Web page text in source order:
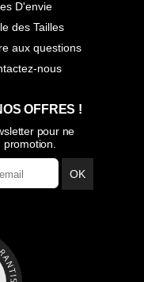
D'envie
des Tailles
aux questions
nous
OFFRES !
pour ne
promotion.
OK